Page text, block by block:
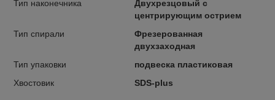
Тип наконечника
Двухрезцовый с
центрирующим острием
Тип спирали
Фрезерованная
двухзаходная
Тип упаковки
подвеска пластиковая
Хвостовик
SDS-plus